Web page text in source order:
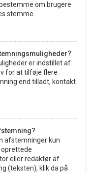
om brugere
stemme.
er indstillet af
for at tilføje flere
end tilladt, kontakt
afstemninger kun
eller redaktør af
(teksten), klik da på